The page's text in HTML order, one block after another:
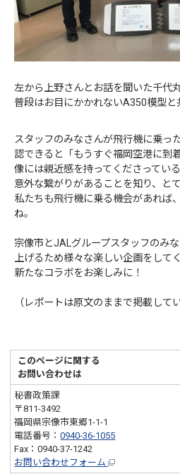
左から上野さんとお話を聞いた千代丸
普段はお目にかかれないA350模型と
スタッフのみなさんが飛行機に乗っ
認できると「もうすぐ福岡空港に到
像には親近感を持ってくださってい
意外な繋がりがあることを知り、と
私たちも飛行機に乗る機会があれば
ね。
宗像市とJALグループスタッフのみ
上げるため様々な楽しい企画をして
新たなコラボをお楽しみに！
（レポートは原文のままで掲載して
このページに関する
お問い合わせは
秘書政策課
〒811-3492
福岡県宗像市東郷1-1-1
電話番号：0940-36-1055
Fax：0940-37-1242
お問い合わせフォーム